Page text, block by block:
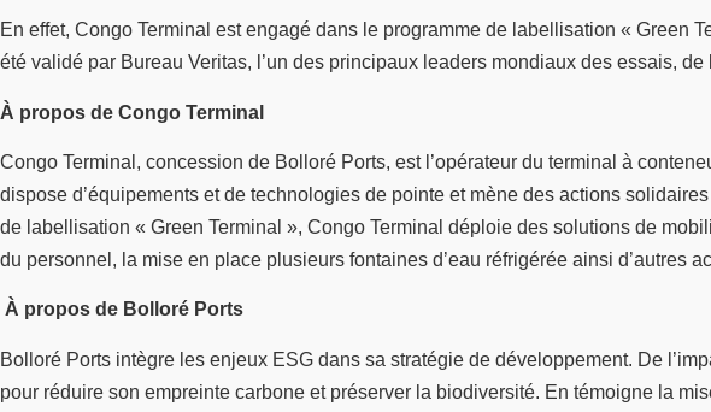
En effet, Congo Terminal est engagé dans le programme de labellisation «
été validé par Bureau Veritas, l’un des principaux leaders mondiaux des essais, de
À propos de Congo Terminal
Congo Terminal, concession de Bolloré Ports, est l’opérateur du terminal à
dispose d’équipements et de technologies de pointe et mène des actions
de labellisation « Green Terminal », Congo Terminal déploie des solutions de
du personnel, la mise en place plusieurs fontaines d’eau réfrigérée ainsi d’autres
À propos de Bolloré Ports
Bolloré Ports intègre les enjeux ESG dans sa stratégie de développement. De
pour réduire son empreinte carbone et préserver la biodiversité. En témoigne la